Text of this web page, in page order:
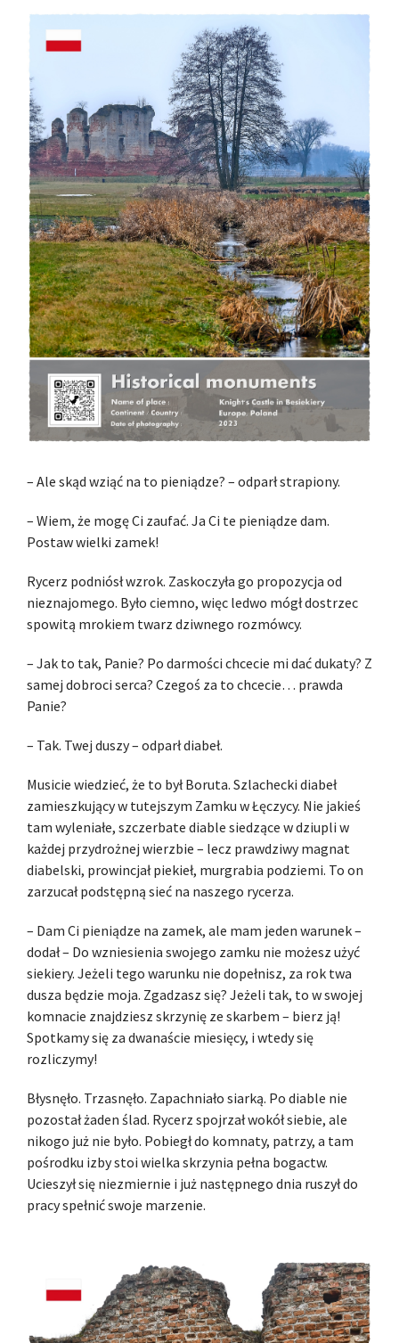
– Ale skąd wziąć na to pieniądze? – odparł strapiony.
– Wiem, że mogę Ci zaufać. Ja Ci te pieniądze dam.
Postaw wielki zamek!
Rycerz podniósł wzrok. Zaskoczyła go propozycja od
nieznajomego. Było ciemno, więc ledwo mógł dostrzec
spowitą mrokiem twarz dziwnego rozmówcy.
– Jak to tak, Panie? Po darmości chcecie mi dać dukaty? Z
samej dobroci serca? Czegoś za to chcecie… prawda
Panie?
– Tak. Twej duszy – odparł diabeł.
Musicie wiedzieć, że to był Boruta. Szlachecki diabeł
zamieszkujący w tutejszym Zamku w Łęczycy. Nie jakieś
tam wyleniałe, szczerbate diable siedzące w dziupli w
każdej przydrożnej wierzbie – lecz prawdziwy magnat
diabelski, prowincjał piekieł, murgrabia podziemi. To on
zarzucał podstępną sieć na naszego rycerza.
– Dam Ci pieniądze na zamek, ale mam jeden warunek –
dodał – Do wzniesienia swojego zamku nie możesz użyć
siekiery. Jeżeli tego warunku nie dopełnisz, za rok twa
dusza będzie moja. Zgadzasz się? Jeżeli tak, to w swojej
komnacie znajdziesz skrzynię ze skarbem – bierz ją!
Spotkamy się za dwanaście miesięcy, i wtedy się
rozliczymy!
Błysnęło. Trzasnęło. Zapachniało siarką. Po diable nie
pozostał żaden ślad. Rycerz spojrzał wokół siebie, ale
nikogo już nie było. Pobiegł do komnaty, patrzy, a tam
pośrodku izby stoi wielka skrzynia pełna bogactw.
Ucieszył się niezmiernie i już następnego dnia ruszył do
pracy spełnić swoje marzenie.